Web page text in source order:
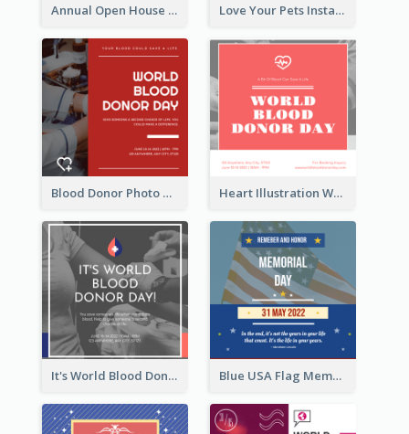
Annual Open House Instagram Post Love Your Pets Instagram Post
Blood Donor Photo World Blood Donor Day Instagram Post Heart Illustration World Blood Donor Day Instagram Post
It's World Blood Donor Day Photo Instagram Post Blue USA Flag Memorial Day Instagram Post Design